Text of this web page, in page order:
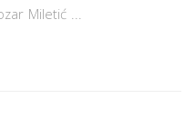
Miletić ...